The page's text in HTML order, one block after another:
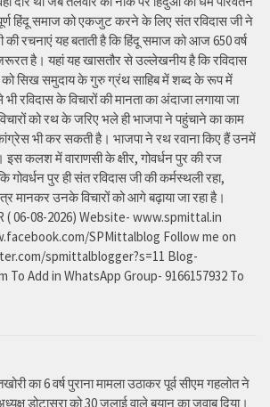
हिंदू समाज को एकजुट करने के लिए संत रविदास जी ने
की रचनाएं यह बताती है कि हिंदू समाज को आज 650 वर्ष
है। यहां यह खासतौर से उल्लेखनीय है कि रविदास
को सिख समुदाय के गुरु ग्रंथ साहिब में शब्द के रूप में
रविदास के विचारों की मानता का अंदाजा लगाया जा
को रथ के जरिए भले ही भाजपा ने पहुंचाने का काम
भी कर सकती है। भाजपा ने रथ रवाना किए हैं उनमें
कलश में वाराणसी के क्षीर, गोवर्धन पुर की रज
गोवर्धन पुर ही संत रविदास जी की कर्मस्थली रहा,
मानकर उनके विचारों को आगे बढ़ाया जा रहा है।
( 06-08-2026) Website- www.spmittal.in
SPMittalblog Follow me on
spmittalblogger?s=11 Blog-
Add in WhatsApp Group- 9166157932 To
का 6 वर्ष पुराना मामला उठाकर पूर्व सीएम गहलोत ने
डोटासरा को 30 जुलाई वाले बयान का जवाब दिया।